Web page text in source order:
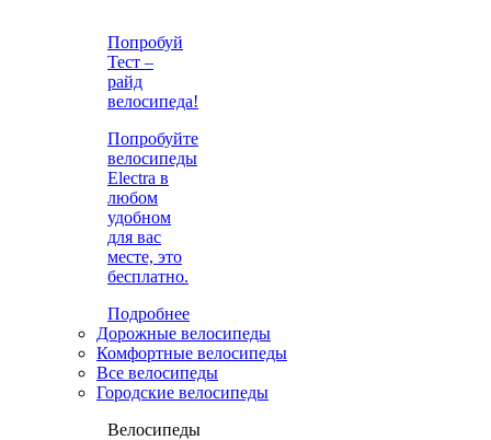
Попробуй
Тест –
райд
велосипеда!
Попробуйте
велосипеды
Electra в
любом
удобном
для вас
месте, это
бесплатно.
Подробнее
Дорожные велосипеды
Комфортные велосипеды
Все велосипеды
Городские велосипеды
Велосипеды